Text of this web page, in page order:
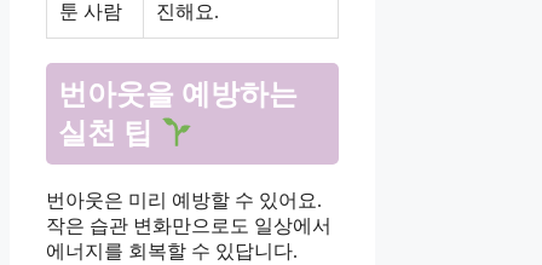
툰 사람
진해요.
번아웃을 예방하는
실천 팁
번아웃은 미리 예방할 수 있어요.
작은 습관 변화만으로도 일상에서
에너지를 회복할 수 있답니다.